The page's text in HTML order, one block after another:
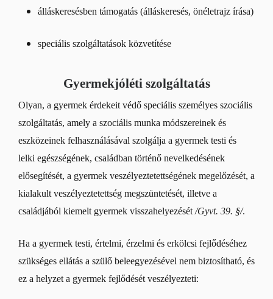
álláskeresésben támogatás (álláskeresés, önéletrajz írása)
speciális szolgáltatások közvetítése
Gyermekjóléti szolgáltatás
Olyan, a gyermek érdekeit védő speciális személyes szociális
szolgáltatás, amely a szociális munka módszereinek és
eszközeinek felhasználásával szolgálja a gyermek testi és
lelki egészségének, családban történő nevelkedésének
elősegítését, a gyermek veszélyeztetettségének megelőzését, a
kialakult veszélyeztetettség megszüntetését, illetve a
családjából kiemelt gyermek visszahelyezését /Gyvt. 39. §/.
Ha a gyermek testi, értelmi, érzelmi és erkölcsi fejlődéséhez
szükséges ellátás a szülő beleegyezésével nem biztosítható, és
ez a helyzet a gyermek fejlődését veszélyezteti: